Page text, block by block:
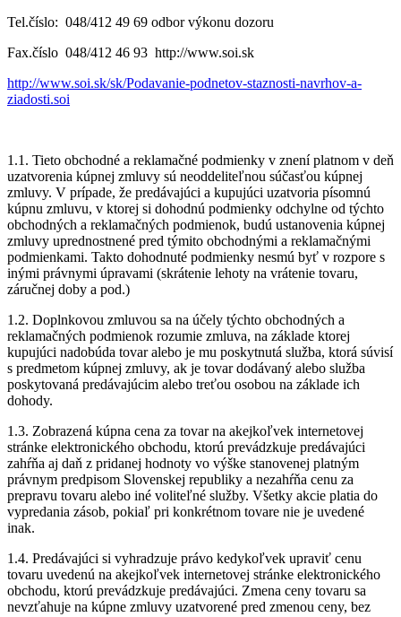
Tel.číslo: 048/412 49 69 odbor výkonu dozoru
Fax.číslo 048/412 46 93 http://www.soi.sk
http://www.soi.sk/sk/Podavanie-podnetov-staznosti-navrhov-a-
ziadosti.soi
1.1. Tieto obchodné a reklamačné podmienky v znení platnom v deň
uzatvorenia kúpnej zmluvy sú neoddeliteľnou súčasťou kúpnej
zmluvy. V prípade, že predávajúci a kupujúci uzatvoria písomnú
kúpnu zmluvu, v ktorej si dohodnú podmienky odchylne od týchto
obchodných a reklamačných podmienok, budú ustanovenia kúpnej
zmluvy uprednostnené pred týmito obchodnými a reklamačnými
podmienkami. Takto dohodnuté podmienky nesmú byť v rozpore s
inými právnymi úpravami (skrátenie lehoty na vrátenie tovaru,
záručnej doby a pod.)
1.2. Doplnkovou zmluvou sa na účely týchto obchodných a
reklamačných podmienok rozumie zmluva, na základe ktorej
kupujúci nadobúda tovar alebo je mu poskytnutá služba, ktorá súvisí
s predmetom kúpnej zmluvy, ak je tovar dodávaný alebo služba
poskytovaná predávajúcim alebo treťou osobou na základe ich
dohody.
1.3. Zobrazená kúpna cena za tovar na akejkoľvek internetovej
stránke elektronického obchodu, ktorú prevádzkuje predávajúci
zahŕňa aj daň z pridanej hodnoty vo výške stanovenej platným
právnym predpisom Slovenskej republiky a nezahŕňa cenu za
prepravu tovaru alebo iné voliteľné služby. Všetky akcie platia do
vypredania zásob, pokiaľ pri konkrétnom tovare nie je uvedené
inak.
1.4. Predávajúci si vyhradzuje právo kedykoľvek upraviť cenu
tovaru uvedenú na akejkoľvek internetovej stránke elektronického
obchodu, ktorú prevádzkuje predávajúci. Zmena ceny tovaru sa
nevzťahuje na kúpne zmluvy uzatvorené pred zmenou ceny, bez